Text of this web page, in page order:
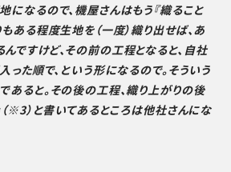
になるので、機屋さんはもう『織ること
ある程度生地を（一度）織り出せば、あ
ですけど、その前の工程となると、自社
った順で、という形になるので。そういう
あると。その後の工程、織り上がりの後
（※3）と書いてあるところは他社さんにな